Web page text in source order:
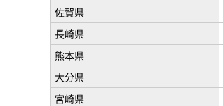
佐賀県
長崎県
熊本県
大分県
宮崎県